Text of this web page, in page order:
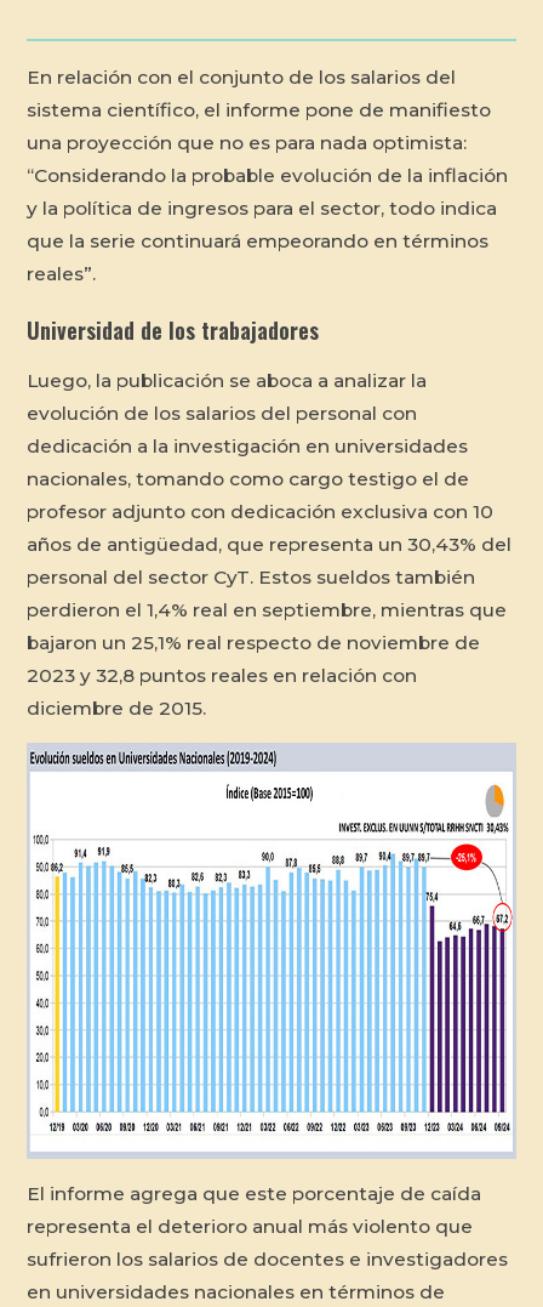
En relación con el conjunto de los salarios del
sistema científico, el informe pone de manifiesto
una proyección que no es para nada optimista:
“Considerando la probable evolución de la inflación
y la política de ingresos para el sector, todo indica
que la serie continuará empeorando en términos
reales”.
Universidad de los trabajadores
Luego, la publicación se aboca a analizar la
evolución de los salarios del personal con
dedicación a la investigación en universidades
nacionales, tomando como cargo testigo el de
profesor adjunto con dedicación exclusiva con 10
años de antigüedad, que representa un 30,43% del
personal del sector CyT. Estos sueldos también
perdieron el 1,4% real en septiembre, mientras que
bajaron un 25,1% real respecto de noviembre de
2023 y 32,8 puntos reales en relación con
diciembre de 2015.
El informe agrega que este porcentaje de caída
representa el deterioro anual más violento que
sufrieron los salarios de docentes e investigadores
en universidades nacionales en términos de